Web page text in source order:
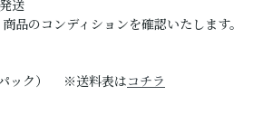
送
品のコンディションを確認いたします。
ック） ※送料表はコチラ